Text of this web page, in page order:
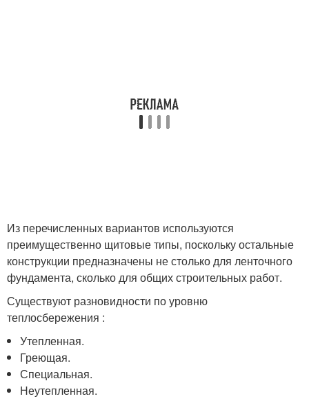
Из перечисленных вариантов используются
преимущественно щитовые типы, поскольку остальные
конструкции предназначены не столько для ленточного
фундамента, сколько для общих строительных работ.
Существуют разновидности по уровню
теплосбережения :
Утепленная.
Греющая.
Специальная.
Неутепленная.